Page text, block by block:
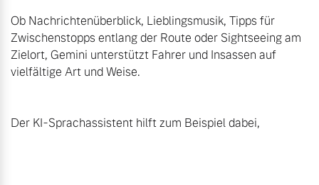
Ob Nachrichtenüberblick, Lieblingsmusik, Tipps für
Zwischenstopps entlang der Route oder Sightseeing am
Zielort, Gemini unterstützt Fahrer und Insassen auf
vielfältige Art und Weise.